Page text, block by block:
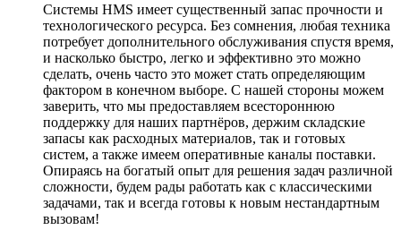
Системы HMS имеет существенный запас прочности и
технологического ресурса. Без сомнения, любая техника
потребует дополнительного обслуживания спустя время,
и насколько быстро, легко и эффективно это можно
сделать, очень часто это может стать определяющим
фактором в конечном выборе. С нашей стороны можем
заверить, что мы предоставляем всестороннюю
поддержку для наших партнёров, держим складские
запасы как расходных материалов, так и готовых
систем, а также имеем оперативные каналы поставки.
Опираясь на богатый опыт для решения задач различной
сложности, будем рады работать как с классическими
задачами, так и всегда готовы к новым нестандартным
вызовам!